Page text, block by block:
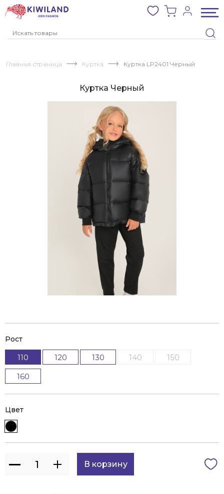
Главная страница Куртка Куртка LP2401 Черный
Куртка Черный
Рост
110 120 130 140
150
160
Цвет